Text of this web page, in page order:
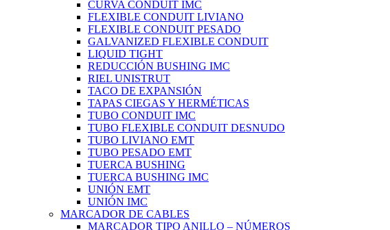
CURVA CONDUIT IMC
FLEXIBLE CONDUIT LIVIANO
FLEXIBLE CONDUIT PESADO
GALVANIZED FLEXIBLE CONDUIT
LIQUID TIGHT
REDUCCIÓN BUSHING IMC
RIEL UNISTRUT
TACO DE EXPANSIÓN
TAPAS CIEGAS Y HERMÉTICAS
TUBO CONDUIT IMC
TUBO FLEXIBLE CONDUIT DESNUDO
TUBO LIVIANO EMT
TUBO PESADO EMT
TUERCA BUSHING
TUERCA BUSHING IMC
UNIÓN EMT
UNIÓN IMC
MARCADOR DE CABLES
MARCADOR TIPO ANILLO – NÚMEROS